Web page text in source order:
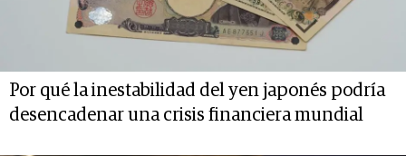
Por qué la inestabilidad del yen japonés podría
desencadenar una crisis financiera mundial